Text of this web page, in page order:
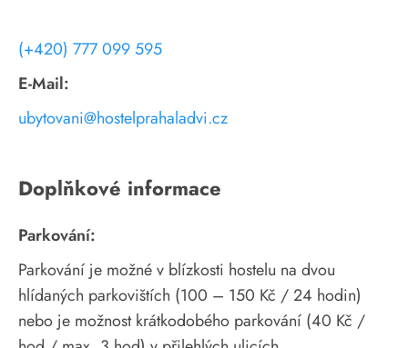
(+420) 777 099 595
E-Mail:
ubytovani@hostelprahaladvi.cz
Doplňkové informace
Parkování:
Parkování je možné v blízkosti hostelu na dvou
hlídaných parkovištích (100 – 150 Kč / 24 hodin)
nebo je možnost krátkodobého parkování (40 Kč /